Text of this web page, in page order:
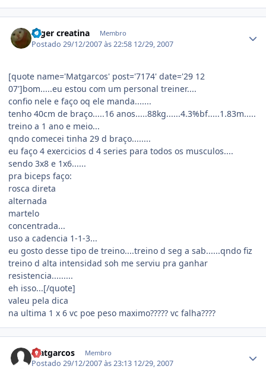
roger creatina Membro
Postado29/12/2007 às 22:58 12/29, 2007
[quote name='Matgarcos' post='7174' date='29 12
07']bom.....eu estou com um personal treiner....
confio nele e faço oq ele manda.......
tenho 40cm de braço.....16 anos.....88kg......4.3%bf.....1.83m.....
treino a 1 ano e meio...
qndo comecei tinha 29 d braço........
eu faço 4 exercicios d 4 series para todos os musculos....
sendo 3x8 e 1x6......
pra biceps faço:
rosca direta
alternada
martelo
concentrada...
uso a cadencia 1-1-3...
eu gosto desse tipo de treino....treino d seg a sab......qndo fiz
treino d alta intensidad soh me serviu pra ganhar
resistencia.........
eh isso...[/quote]
valeu pela dica
na ultima 1 x 6 vc poe peso maximo????? vc falha????
Matgarcos Membro
Postado29/12/2007 às 23:13 12/29, 2007